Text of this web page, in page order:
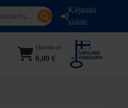
Kirjaudu
sisään
Ostoskori
0,00 €